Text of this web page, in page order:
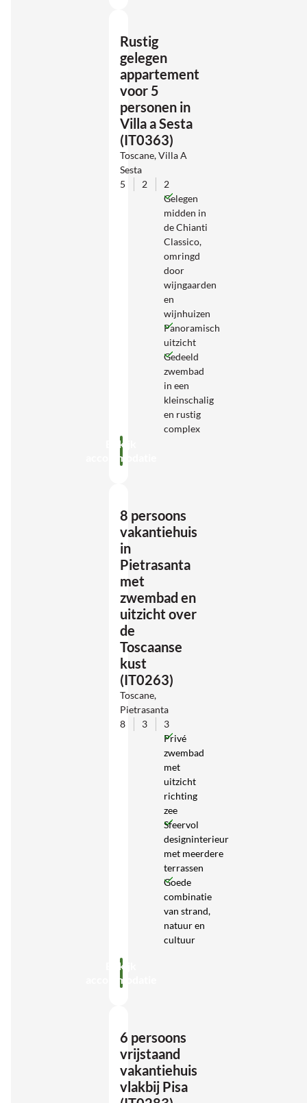
Rustig
gelegen
appartement
voor 5
personen in
Villa a Sesta
(IT0363)
Toscane, Villa A
Sesta
5
2
2
Gelegen
midden in
de Chianti
Classico,
omringd
door
wijngaarden
en
wijnhuizen
Panoramisch
uitzicht
Gedeeld
zwembad
in een
kleinschalig
en rustig
complex
Bekijk
accommodatie
8 persoons
vakantiehuis
in
Pietrasanta
met
zwembad en
uitzicht over
de
Toscaanse
kust
(IT0263)
Toscane,
Pietrasanta
8
3
3
Privé
zwembad
met
uitzicht
richting
zee
Sfeervol
designinterieur
met meerdere
terrassen
Goede
combinatie
van strand,
natuur en
cultuur
Bekijk
accommodatie
6 persoons
vrijstaand
vakantiehuis
vlakbij Pisa